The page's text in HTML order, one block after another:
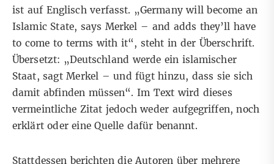
ist auf Englisch verfasst. „Germany will become an
Islamic State, says Merkel – and adds they’ll have
to come to terms with it“, steht in der Überschrift.
Übersetzt: „Deutschland werde ein islamischer
Staat, sagt Merkel – und fügt hinzu, dass sie sich
damit abfinden müssen“. Im Text wird dieses
vermeintliche Zitat jedoch weder aufgegriffen, noch
erklärt oder eine Quelle dafür benannt.
Stattdessen berichten die Autoren über mehrere